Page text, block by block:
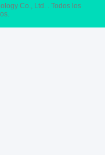
Co., Ltd. . Todos los